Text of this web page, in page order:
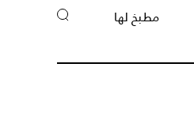
مطبخ لها